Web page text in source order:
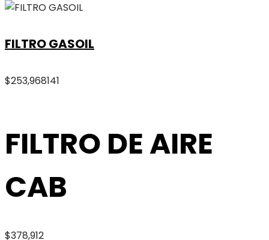
FILTRO GASOIL
$253,968141
FILTRO DE AIRE
CAB
$378,912